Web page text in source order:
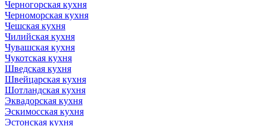
Черногорская кухня
Черноморская кухня
Чешская кухня
Чилийская кухня
Чувашская кухня
Чукотская кухня
Шведская кухня
Швейцарская кухня
Шотландская кухня
Эквадорская кухня
Эскимосская кухня
Эстонская кухня